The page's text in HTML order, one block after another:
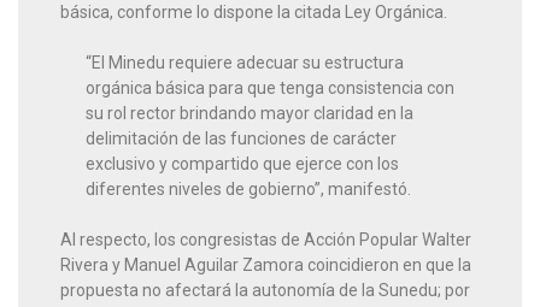
básica, conforme lo dispone la citada Ley Orgánica.
“El Minedu requiere adecuar su estructura
orgánica básica para que tenga consistencia con
su rol rector brindando mayor claridad en la
delimitación de las funciones de carácter
exclusivo y compartido que ejerce con los
diferentes niveles de gobierno”, manifestó.
Al respecto, los congresistas de Acción Popular Walter
Rivera y Manuel Aguilar Zamora coincidieron en que la
propuesta no afectará la autonomía de la Sunedu; por